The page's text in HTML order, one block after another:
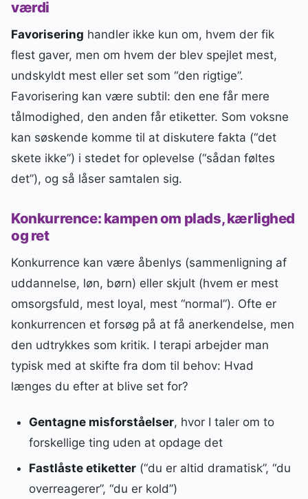
værdi
Favorisering handler ikke kun om, hvem der fik
flest gaver, men om hvem der blev spejlet mest,
undskyldt mest eller set som “den rigtige”.
Favorisering kan være subtil: den ene får mere
tålmodighed, den anden får etiketter. Som voksne
kan søskende komme til at diskutere fakta (“det
skete ikke”) i stedet for oplevelse (“sådan føltes
det”), og så låser samtalen sig.
Konkurrence: kampen om plads, kærlighed
og ret
Konkurrence kan være åbenlys (sammenligning af
uddannelse, løn, børn) eller skjult (hvem er mest
omsorgsfuld, mest loyal, mest “normal”). Ofte er
konkurrencen et forsøg på at få anerkendelse, men
den udtrykkes som kritik. I terapi arbejder man
typisk med at skifte fra dom til behov: Hvad
længes du efter at blive set for?
Gentagne misforståelser, hvor I taler om to
forskellige ting uden at opdage det
Fastlåste etiketter(“du er altid dramatisk”, “du
overreagerer”, “du er kold”)